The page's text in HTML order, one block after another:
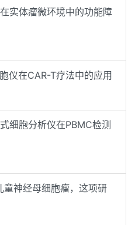
实体瘤微环境中的功能障
仪在CAR-T疗法中的应用
细胞分析仪在PBMC检测
童神经母细胞瘤，这项研